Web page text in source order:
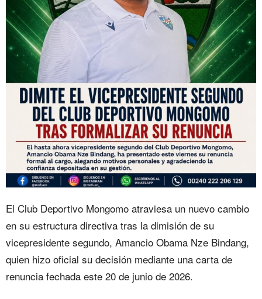
El Club Deportivo Mongomo atraviesa un nuevo cambio
en su estructura directiva tras la dimisión de su
vicepresidente segundo, Amancio Obama Nze Bindang,
quien hizo oficial su decisión mediante una carta de
renuncia fechada este 20 de junio de 2026.